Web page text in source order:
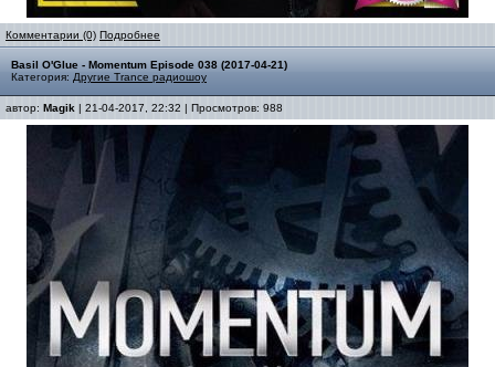
Комментарии (0) Подробнее
Basil O'Glue - Momentum Episode 038 (2017-04-21)
Категория: Другие Trance радиошоу
автор: Magik | 21-04-2017, 22:32 | Просмотров: 988